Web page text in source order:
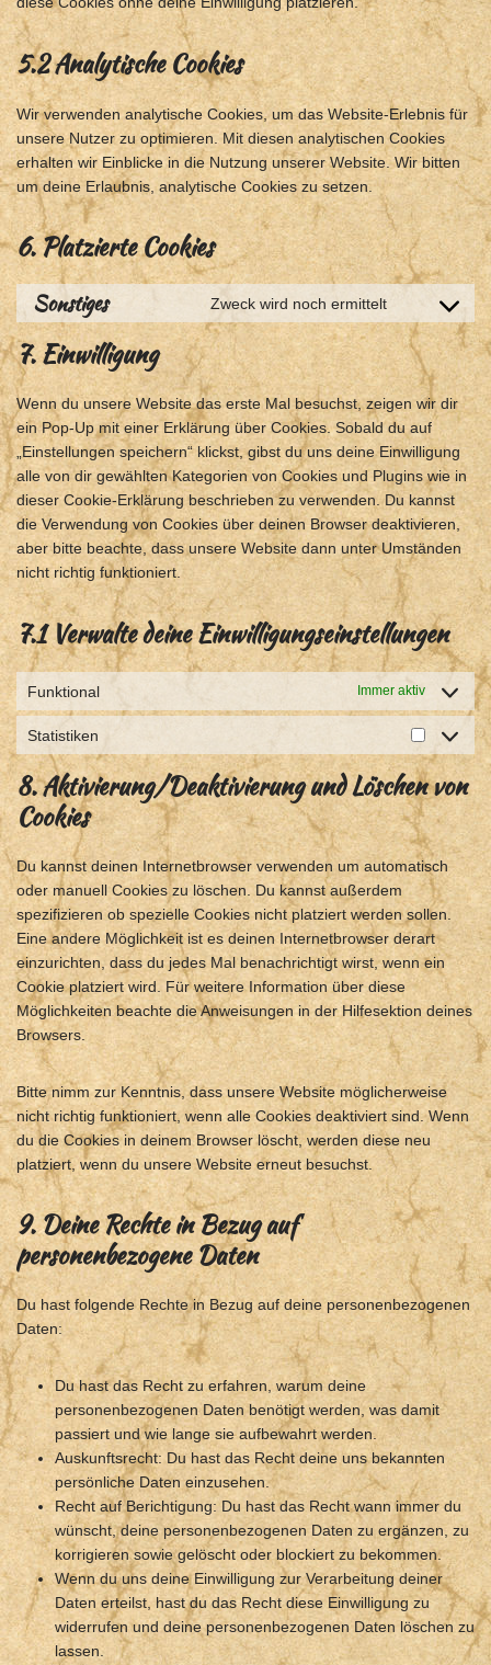
5.2 Analytische Cookies
Wir verwenden analytische Cookies, um das Website-Erlebnis für
unsere Nutzer zu optimieren. Mit diesen analytischen Cookies
erhalten wir Einblicke in die Nutzung unserer Website. Wir bitten
um deine Erlaubnis, analytische Cookies zu setzen.
6. Platzierte Cookies
Sonstiges Zweck wird noch ermittelt
7. Einwilligung
Wenn du unsere Website das erste Mal besuchst, zeigen wir dir
ein Pop-Up mit einer Erklärung über Cookies. Sobald du auf
„Einstellungen speichern“ klickst, gibst du uns deine Einwilligung
alle von dir gewählten Kategorien von Cookies und Plugins wie in
dieser Cookie-Erklärung beschrieben zu verwenden. Du kannst
die Verwendung von Cookies über deinen Browser deaktivieren,
aber bitte beachte, dass unsere Website dann unter Umständen
nicht richtig funktioniert.
7.1 Verwalte deine Einwilligungseinstellungen
Funktional Immer aktiv
Statistiken
8. Aktivierung/Deaktivierung und Löschen von
Cookies
Du kannst deinen Internetbrowser verwenden um automatisch
oder manuell Cookies zu löschen. Du kannst außerdem
spezifizieren ob spezielle Cookies nicht platziert werden sollen.
Eine andere Möglichkeit ist es deinen Internetbrowser derart
einzurichten, dass du jedes Mal benachrichtigt wirst, wenn ein
Cookie platziert wird. Für weitere Information über diese
Möglichkeiten beachte die Anweisungen in der Hilfesektion deines
Browsers.
Bitte nimm zur Kenntnis, dass unsere Website möglicherweise
nicht richtig funktioniert, wenn alle Cookies deaktiviert sind. Wenn
du die Cookies in deinem Browser löscht, werden diese neu
platziert, wenn du unsere Website erneut besuchst.
9. Deine Rechte in Bezug auf
personenbezogene Daten
Du hast folgende Rechte in Bezug auf deine personenbezogenen
Daten:
Du hast das Recht zu erfahren, warum deine
personenbezogenen Daten benötigt werden, was damit
passiert und wie lange sie aufbewahrt werden.
Auskunftsrecht: Du hast das Recht deine uns bekannten
persönliche Daten einzusehen.
Recht auf Berichtigung: Du hast das Recht wann immer du
wünscht, deine personenbezogenen Daten zu ergänzen, zu
korrigieren sowie gelöscht oder blockiert zu bekommen.
Wenn du uns deine Einwilligung zur Verarbeitung deiner
Daten erteilst, hast du das Recht diese Einwilligung zu
widerrufen und deine personenbezogenen Daten löschen zu
lassen.